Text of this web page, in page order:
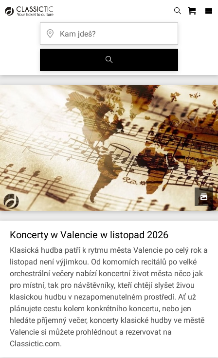
Koncerty w Valencie w listopad 2026
Klasická hudba patří k rytmu města Valencie po celý rok a
listopad není výjimkou. Od komorních recitálů po velké
orchestrální večery nabízí koncertní život města něco jak
pro místní, tak pro návštěvníky, kteří chtějí slyšet živou
klasickou hudbu v nezapomenutelném prostředí. Ať už
plánujete cestu kolem konkrétního koncertu, nebo jen
hledáte příjemný večer, koncerty klasické hudby ve městě
Valencie si můžete prohlédnout a rezervovat na
Classictic.com.